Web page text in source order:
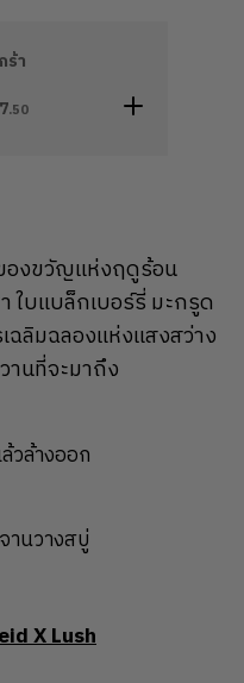
ร้า
.50
องขวัญแห่งฤดูร้อน
บแบล็กเบอร์รี่ มะกรูด
ฉลิมฉลองแห่งแสงสว่าง
านที่จะมาถึง
วล้างออก
านวางสบู่
X Lush